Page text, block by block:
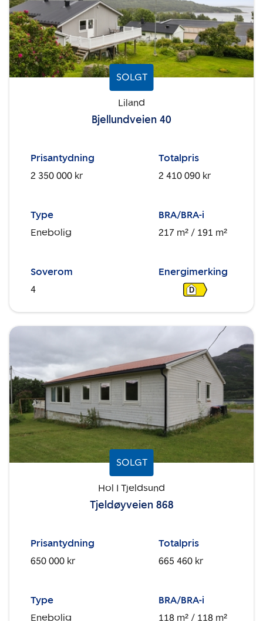
SOLGT
Liland
Bjellundveien 40
Prisantydning
2 350 000 kr
Totalpris
2 410 090 kr
Type
Enebolig
BRA/BRA-i
217 m² / 191 m²
Soverom
4
Energimerking
D
SOLGT
Hol I Tjeldsund
Tjeldøyveien 868
Prisantydning
650 000 kr
Totalpris
665 460 kr
Type
Enebolig
BRA/BRA-i
118 m² / 118 m²